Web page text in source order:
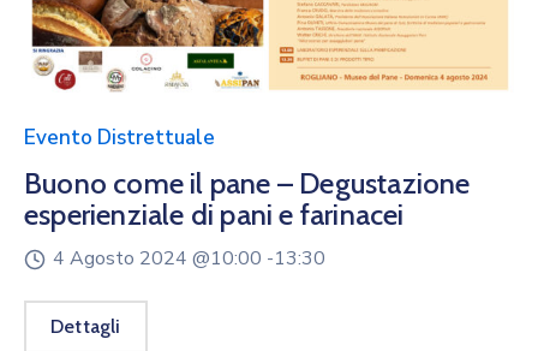
Evento Distrettuale
Buono come il pane – Degustazione
esperienziale di pani e farinacei
4 Agosto 2024 @10:00 -13:30
Dettagli